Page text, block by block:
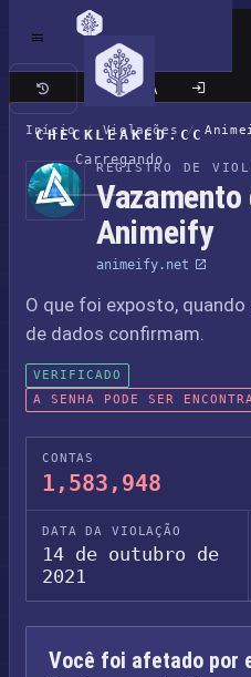
CHECKLEAKED.CC
Carregando
Site clássico
Início / Violações /
REGISTRO DE
Vazamento
Animeify
animeify.net
O que foi exposto,
de dados confirmam.
VERIFICADO
A SENHA PODE SER
CONTAS
1,583,948
DATA DA VIOLAÇÃO
14 de outubro de
2021
Você foi afetado por